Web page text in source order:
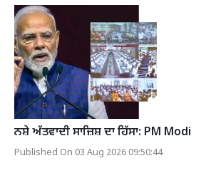
ਨਸ਼ੇ ਅੱਤਵਾਦੀ ਸਾਜ਼ਿਸ਼ ਦਾ ਹਿੱਸਾ: PM Modi
Published On 03 Aug 2026 09:50:44